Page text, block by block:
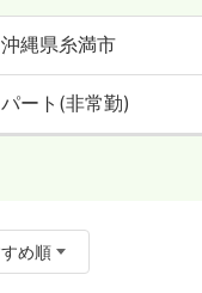
沖縄県糸満市
パート(非常勤)